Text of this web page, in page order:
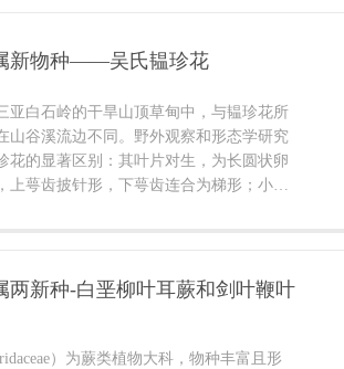
高的物种（如E. fenzelii，重复比例高达
高估；3.估算结果高度依赖K值（k-mer长
越小越可能高估重复序列比例，且模型R
影响。
新物种——吴氏韫珍花
亚白石岭的干旱山顶草甸中，与韫珍花所
山谷溪流边不同。野外观察和形态学研究
花的显著区别：其叶片对生，为长圆状卵
上萼齿披针形，下萼齿连合为梯形；小坚
述的新物种。
两新种-白垩柳叶耳蕨和剑叶鞭叶
）为蕨类植物大科，物种丰富且形